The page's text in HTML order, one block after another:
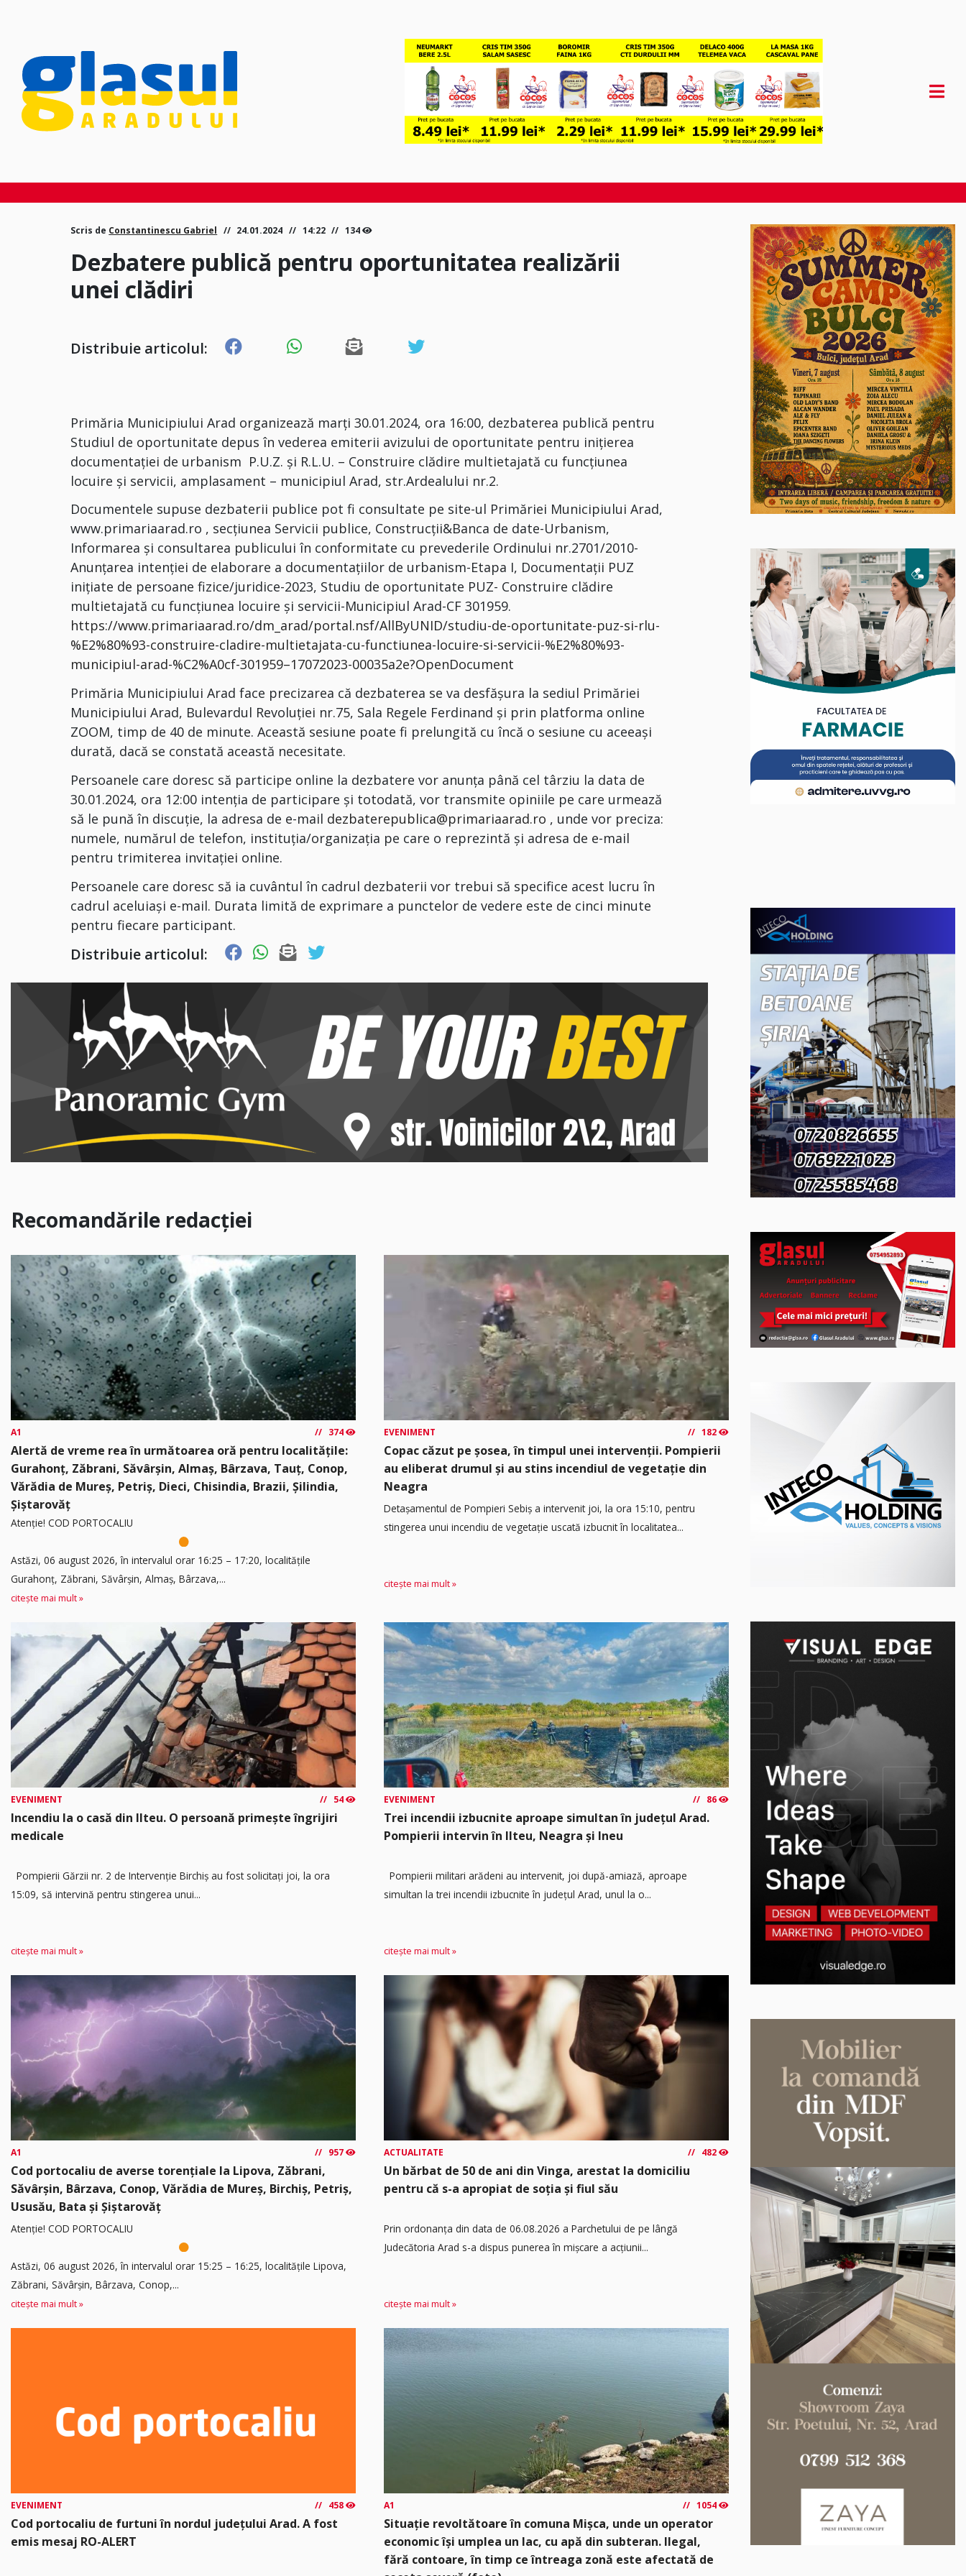
Scris de Constantinescu Gabriel 24.01.2024 14:22 134
Dezbatere publică pentru oportunitatea realizării
unei clădiri
Distribuie articolul:
Primăria Municipiului Arad organizează marţi 30.01.2024, ora 16:00, dezbaterea publică pentru
Studiul de oportunitate depus în vederea emiterii avizului de oportunitate pentru inițierea
documentaţiei de urbanism P.U.Z. și R.L.U. – Construire clădire multietajată cu funcţiunea
locuire şi servicii, amplasament – municipiul Arad, str.Ardealului nr.2.
Documentele supuse dezbaterii publice pot fi consultate pe site-ul Primăriei Municipiului Arad,
www.primariaarad.ro , secțiunea Servicii publice, Construcții&Banca de date-Urbanism,
Informarea și consultarea publicului în conformitate cu prevederile Ordinului nr.2701/2010-
Anunțarea intenției de elaborare a documentațiilor de urbanism-Etapa I, Documentații PUZ
inițiate de persoane fizice/juridice-2023, Studiu de oportunitate PUZ- Construire clădire
multietajată cu funcțiunea locuire și servicii-Municipiul Arad-CF 301959.
https://www.primariaarad.ro/dm_arad/portal.nsf/AllByUNID/studiu-de-oportunitate-puz-si-rlu-
%E2%80%93-construire-cladire-multietajata-cu-functiunea-locuire-si-servicii-%E2%80%93-
municipiul-arad-%C2%A0cf-301959–17072023-00035a2e?OpenDocument
Primăria Municipiului Arad face precizarea că dezbaterea se va desfășura la sediul Primăriei
Municipiului Arad, Bulevardul Revoluției nr.75, Sala Regele Ferdinand și prin platforma online
ZOOM, timp de 40 de minute. Această sesiune poate fi prelungită cu încă o sesiune cu aceeași
durată, dacă se constată această necesitate.
Persoanele care doresc să participe online la dezbatere vor anunța până cel târziu la data de
30.01.2024, ora 12:00 intenția de participare și totodată, vor transmite opiniile pe care urmează
să le pună în discuție, la adresa de e-mail dezbaterepublica@primariaarad.ro , unde vor preciza:
numele, numărul de telefon, instituția/organizația pe care o reprezintă și adresa de e-mail
pentru trimiterea invitației online.
Persoanele care doresc să ia cuvântul în cadrul dezbaterii vor trebui să specifice acest lucru în
cadrul aceluiași e-mail. Durata limită de exprimare a punctelor de vedere este de cinci minute
pentru fiecare participant.
Distribuie articolul:
Recomandările redacției
A1 374
Alertă de vreme rea în următoarea oră pentru localitățile:
Gurahonț, Zăbrani, Săvârșin, Almaș, Bârzava, Tauț, Conop,
Vărădia de Mureș, Petriș, Dieci, Chisindia, Brazii, Șilindia,
Șiștarovăț
Atenție! COD PORTOCALIU
Astăzi, 06 august 2026, în intervalul orar 16:25 – 17:20, localitățile
Gurahonț, Zăbrani, Săvârșin, Almaș, Bârzava,...
citește mai mult »
EVENIMENT 182
Copac căzut pe șosea, în timpul unei intervenții. Pompierii
au eliberat drumul și au stins incendiul de vegetație din
Neagra
Detașamentul de Pompieri Sebiș a intervenit joi, la ora 15:10, pentru
stingerea unui incendiu de vegetație uscată izbucnit în localitatea...
citește mai mult »
EVENIMENT 54
Incendiu la o casă din Ilteu. O persoană primește îngrijiri
medicale
Pompierii Gărzii nr. 2 de Intervenție Birchiș au fost solicitați joi, la ora
15:09, să intervină pentru stingerea unui...
citește mai mult »
EVENIMENT 86
Trei incendii izbucnite aproape simultan în județul Arad.
Pompierii intervin în Ilteu, Neagra și Ineu
Pompierii militari arădeni au intervenit, joi după-amiază, aproape
simultan la trei incendii izbucnite în județul Arad, unul la o...
citește mai mult »
A1 957
Cod portocaliu de averse torențiale la Lipova, Zăbrani,
Săvârșin, Bârzava, Conop, Vărădia de Mureș, Birchiș, Petriș,
Ususău, Bata și Șiștarovăț
Atenție! COD PORTOCALIU
Astăzi, 06 august 2026, în intervalul orar 15:25 – 16:25, localitățile Lipova,
Zăbrani, Săvârșin, Bârzava, Conop,...
citește mai mult »
ACTUALITATE 482
Un bărbat de 50 de ani din Vinga, arestat la domiciliu
pentru că s-a apropiat de soția și fiul său
Prin ordonanța din data de 06.08.2026 a Parchetului de pe lângă
Judecătoria Arad s-a dispus punerea în mişcare a acţiunii...
citește mai mult »
EVENIMENT 458
Cod portocaliu de furtuni în nordul județului Arad. A fost
emis mesaj RO-ALERT
A1 1054
Situație revoltătoare în comuna Mișca, unde un operator
economic își umplea un lac, cu apă din subteran. Ilegal,
fără contoare, în timp ce întreaga zonă este afectată de